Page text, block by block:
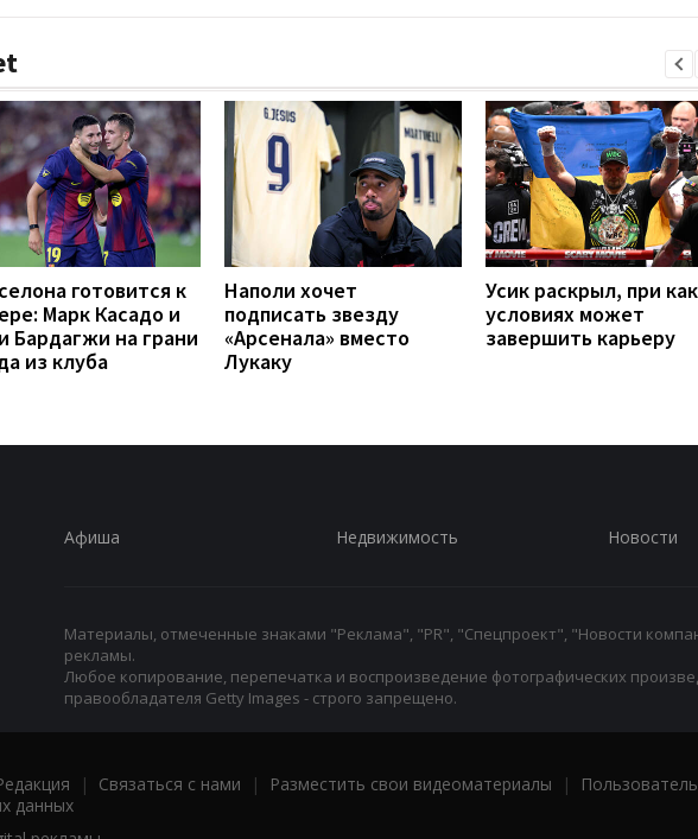
готовится к
Марк Касадо и
Бардагжи на грани
из клуба
Наполи хочет
подписать звезду
«Арсенала» вместо
Лукаку
Усик раскрыл, при
условиях может
завершить карьеру
Афиша Недвижимость Новости
Материалы, отмеченные знаками "Реклама", "PR", "Спецпроект", "Новости
рекламы.
Любое копирование, перепечатка и воспроизведение фотографических
правообладателя Getty Images - строго запрещено.
| Связаться с нами | Разместить свои видеоматериалы |
данных